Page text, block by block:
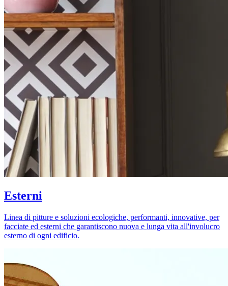
Esterni
Linea di pitture e soluzioni ecologiche, performanti, innovative, per
facciate ed esterni che garantiscono nuova e lunga vita all'involucro
esterno di ogni edificio.